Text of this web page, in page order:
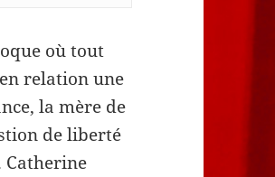
où tout
relation une
la mère de
de liberté
Catherine